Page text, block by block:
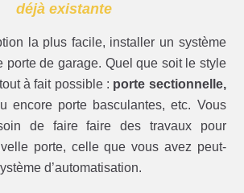
déjà existante
la plus facile, installer un système
porte de garage. Quel que soit le style
à fait possible : porte sectionnelle,
encore porte basculantes, etc. Vous
de faire faire des travaux pour
porte, celle que vous avez peut-
d’automatisation.